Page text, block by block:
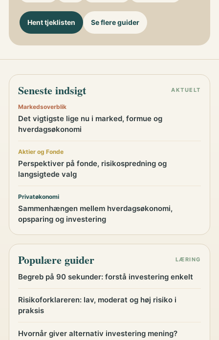
Hent tjeklisten Se flere guider
Seneste indsigt AKTUELT
Markedsoverblik
Det vigtigste lige nu i marked, formue og
hverdagsøkonomi
Aktier og Fonde
Perspektiver på fonde, risikospredning og
langsigtede valg
Privatøkonomi
Sammenhængen mellem hverdagsøkonomi,
opsparing og investering
Populære guider LÆRING
Begreb på 90 sekunder: forstå investering enkelt
Risikoforklareren: lav, moderat og høj risiko i
praksis
Hvornår giver alternativ investering mening?